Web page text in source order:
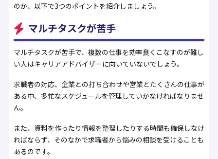
のか、以下で3つのポイントを紹介しましょう。
マルチタスクが苦手
マルチタスクが苦手で、複数の仕事を効率良くこなすのが難し
い人はキャリアアドバイザーに向いていないでしょう。
求職者の対応、企業との打ち合わせや営業とたくさんの仕事が
ある中、多忙なスケジュールを管理していかなければなりませ
ん。
また、資料を作ったり情報を整理したりする時間も確保しなけ
ればならず、そのなかで求職者から悩みの相談を受けることも
あるのです。